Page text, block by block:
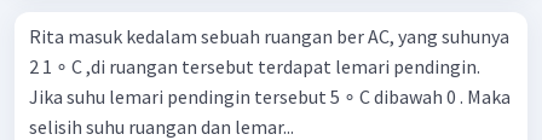
Rita masuk kedalam sebuah ruangan ber AC, yang suhunya
2 1 ∘ C ,di ruangan tersebut terdapat lemari pendingin.
Jika suhu lemari pendingin tersebut 5 ∘ C dibawah 0 . Maka
selisih suhu ruangan dan lemar...